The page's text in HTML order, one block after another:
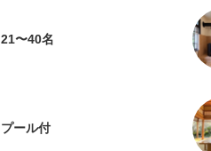
21〜40名
プール付